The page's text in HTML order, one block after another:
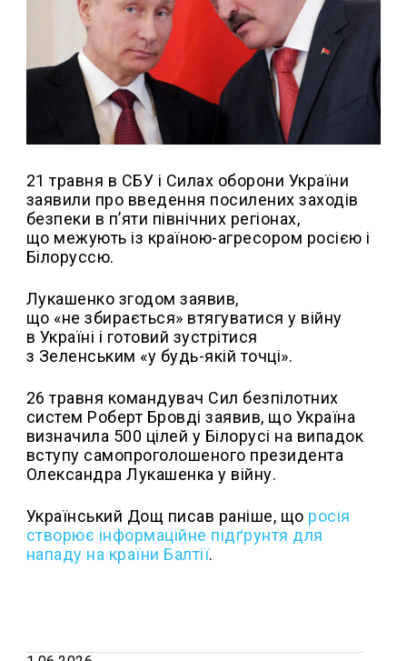
21 травня в СБУ і Силах оборони України
заявили про введення посилених заходів
безпеки в п’яти північних регіонах,
що межують із країною-агресором росією і
Білоруссю.
Лукашенко згодом заявив,
що «не збирається» втягуватися у війну
в Україні і готовий зустрітися
з Зеленським «у будь-якій точці».
26 травня командувач Сил безпілотних
систем Роберт Бровді заявив, що Україна
визначила 500 цілей у Білорусі на випадок
вступу самопроголошеного президента
Олександра Лукашенка у війну.
Український Дощ писав раніше, що росія
створює інформаційне підґрунтя для
нападу на країни Балтії.